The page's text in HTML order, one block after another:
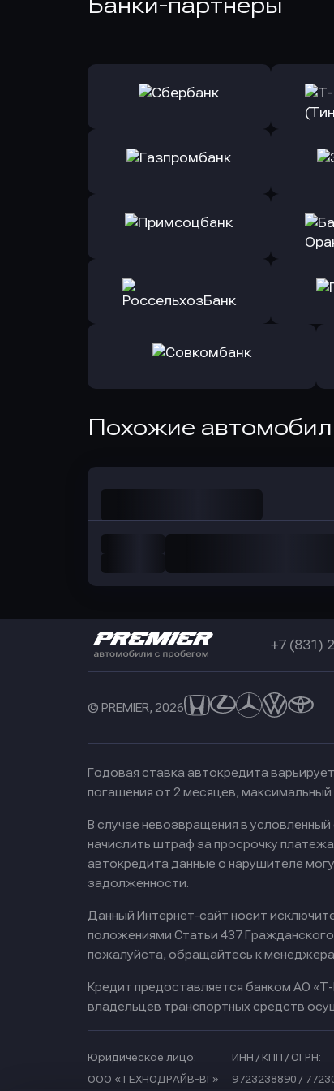
Оправить заявку
Оправить заявку
в
Оправить заявку
в Примсоцбанк
Оправить заявку
в Совкомбанк
Похожие
+7 (831)
© PREMIER, 2026
Годовая ставка автокредита
погашения от 2 месяцев,
В случае невозвращения в
начислить штраф за просрочку
автокредита данные о нарушителе
задолженности.
Данный Интернет-сайт носит
положениями Статьи 437
пожалуйста, обращайтесь к
Кредит предоставляется банком АО «Т-
владельцев транспортных средств
Юридическое лицо:
ООО «ТЕХНОДРАЙВ-ВГ»
ИНН / КПП / ОГРН:
9723238890 /